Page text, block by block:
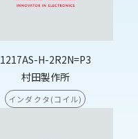
1217AS-H-2R2N=P3
村田製作所
インダクタ(コイル)